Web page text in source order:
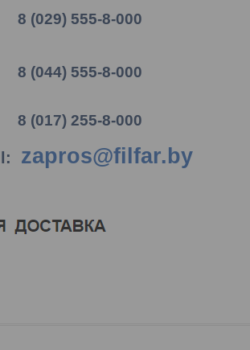
8 (029) 555-8-000
8 (044) 555-8-000
8 (017) 255-8-000
: zapros@filfar.by